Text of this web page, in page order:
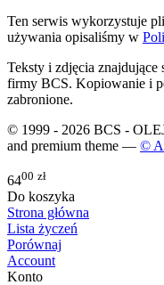
Ten serwis wykorzystuje
używania opisaliśmy w
Teksty i zdjęcia znajdujące
firmy BCS. Kopiowanie i
zabronione.
© 1999 - 2026 BCS -
and premium theme — ©
6400 zł
Do koszyka
Strona główna
Lista życzeń
Porównaj
Account
Konto